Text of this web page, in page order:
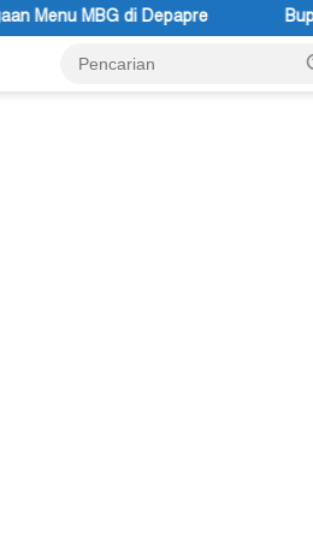
Bupati Kabupaten Jayawijaya